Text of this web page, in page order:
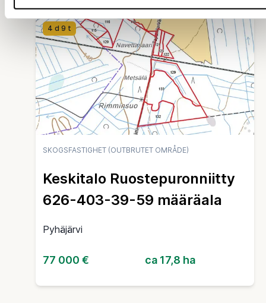
4 d 9 t
SKOGSFASTIGHET (OUTBRUTET OMRÅDE)
Keskitalo Ruostepuronniitty
626-403-39-59 määräala
Pyhäjärvi
77 000 € ca 17,8 ha